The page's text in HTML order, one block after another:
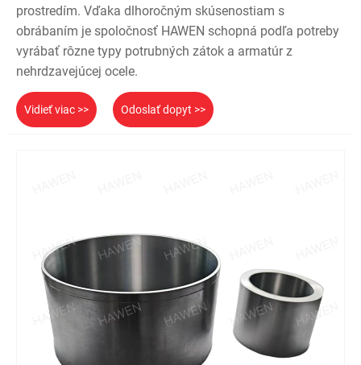
prostredím. Vďaka dlhoročným skúsenostiam s
obrábaním je spoločnosť HAWEN schopná podľa potreby
vyrábať rôzne typy potrubných zátok a armatúr z
nehrdzavejúcej ocele.
Vidieť viac >> Odoslať dopyt >>